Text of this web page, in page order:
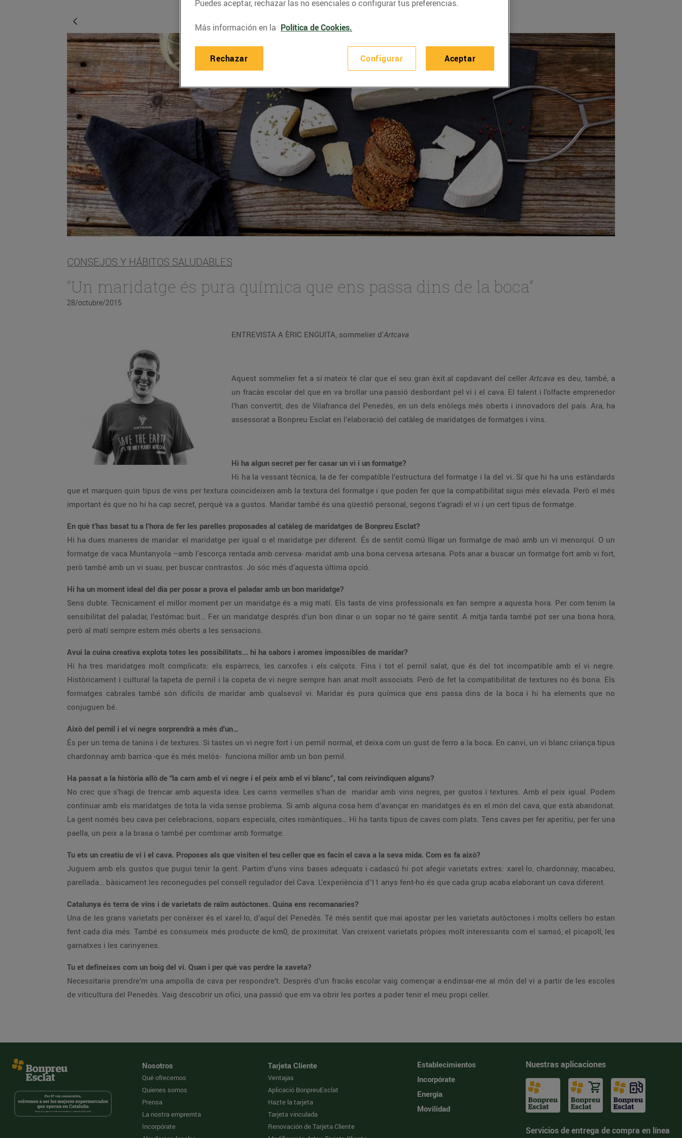
CONSEJOS Y HÁBITOS SALUDABLES
“Un maridatge és pura química que ens passa dins de la boca”
28/octubre/2015
ENTREVISTA A ÈRIC ENGUITA, sommelier d'Artcava
Aquest sommelier fet a sí mateix té clar que el seu gran èxit al capdavant del celler Artcava es deu, també, a
un fracàs escolar del que en va brollar una passió desbordant pel vi i el cava. El talent i l’olfacte emprenedor
l’han convertit, des de Vilafranca del Penedès, en un dels enòlegs més oberts i innovadors del país. Ara, ha
assessorat a Bonpreu Esclat en l’elaboració del catàleg de maridatges de formatges i vins.
Hi ha algun secret per fer casar un vi i un formatge?
Hi ha la vessant tècnica, la de fer compatible l’estructura del formatge i la del vi. Sí que hi ha uns estàndards
que et marquen quin tipus de vins per textura coincideixen amb la textura del formatge i que poden fer que la compatibilitat sigui més elevada. Però el més
important és que no hi ha cap secret, perquè va a gustos. Maridar també és una qüestió personal, segons t’agradi el vi i un cert tipus de formatge.
En què t’has basat tu a l’hora de fer les parelles proposades al catàleg de maridatges de Bonpreu Esclat?
Hi ha dues maneres de maridar: el maridatge per igual o el maridatge per diferent. És de sentit comú lligar un formatge de maó amb un vi menorquí. O un
formatge de vaca Muntanyola –amb l’escorça rentada amb cervesa- maridat amb una bona cervesa artesana. Pots anar a buscar un formatge fort amb vi fort,
però també amb un vi suau, per buscar contrastos. Jo sóc més d’aquesta última opció.
Hi ha un moment ideal del dia per posar a prova el paladar amb un bon maridatge?
Sens dubte. Tècnicament el millor moment per un maridatge és a mig matí. Els tasts de vins professionals es fan sempre a aquesta hora. Per com tenim la
sensibilitat del paladar, l’estómac buit… Fer un maridatge després d’un bon dinar o un sopar no té gaire sentit. A mitja tarda també pot ser una bona hora,
però al matí sempre estem més oberts a les sensacions.
Avui la cuina creativa explota totes les possibilitats... hi ha sabors i aromes impossibles de maridar?
Hi ha tres maridatges molt complicats: els espàrrecs, les carxofes i els calçots. Fins i tot el pernil salat, que és del tot incompatible amb el vi negre.
Històricament i cultural la tapeta de pernil i la copeta de vi negre sempre han anat molt associats. Però de fet la compatibilitat de textures no és bona. Els
formatges cabrales també són difícils de maridar amb qualsevol vi. Maridar és pura química que ens passa dins de la boca i hi ha elements que no
conjuguen bé.
Això del pernil i el vi negre sorprendrà a més d’un…
És per un tema de tanins i de textures. Si tastes un vi negre fort i un pernil normal, et deixa com un gust de ferro a la boca. En canvi, un vi blanc criança tipus
chardonnay amb barrica -que és més melós- funciona millor amb un bon pernil.
Ha passat a la història allò de “la carn amb el vi negre i el peix amb el vi blanc”, tal com reivindiquen alguns?
No crec que s’hagi de trencar amb aquesta idea. Les carns vermelles s’han de maridar amb vins negres, per gustos i textures. Amb el peix igual. Podem
continuar amb els maridatges de tota la vida sense problema. Si amb alguna cosa hem d’avançar en maridatges és en el món del cava, que està abandonat.
La gent només beu cava per celebracions, sopars especials, cites romàntiques… Hi ha tants tipus de caves com plats. Tens caves per fer aperitiu, per fer una
paella, un peix a la brasa o també per combinar amb formatge.
Tu ets un creatiu de vi i el cava. Proposes als que visiten el teu celler que es facin el cava a la seva mida. Com es fa això?
Juguem amb els gustos que pugui tenir la gent. Partim d’uns vins bases adequats i cadascú hi pot afegir varietats extres: xarel·lo, chardonnay, macabeu,
parellada… bàsicament les reconegudes pel consell regulador del Cava. L’experiència d’11 anys fent-ho és que cada grup acaba elaborant un cava diferent.
Catalunya és terra de vins i de varietats de raïm autòctones. Quina ens recomanaries?
Una de les grans varietats per conèixer és el xarel·lo, d’aquí del Penedès. Té més sentit que mai apostar per les varietats autòctones i molts cellers ho estan
fent cada dia més. També es consumeix més producte de km0, de proximitat. Van creixent varietats pròpies molt interessants com el samsó, el picapoll, les
garnatxes i les carinyenes.
Tu et defineixes com un boig del vi. Quan i per què vas perdre la xaveta?
Necessitaria prendre’m una ampolla de cava per respondre’t. Després d’un fracàs escolar vaig començar a endinsar-me al món del vi a partir de les escoles
de viticultura del Penedès. Vaig descobrir un ofici, una passió que em va obrir les portes a poder tenir el meu propi celler.
Nosotros
Qué ofrecemos
Quienes somos
Prensa
La nostra empremta
Incorpórate
Tarjeta Cliente
Ventajas
Aplicació BonpreuEsclat
Hazte la tarjeta
Tarjeta vinculada
Renovación de Tarjeta Cliente
Establecimientos
Incorpórate
Energía
Movilidad
Nuestras aplicaciones
Servicios de entrega de compra en línea
Puedes aceptar, rechazar las no esenciales o configurar tus preferencias.
Más información en la Política de Cookies.
Configurar
Rechazar Aceptar